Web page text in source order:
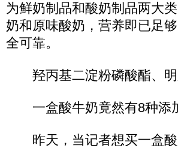
为鲜奶制品和酸奶制品两大
奶和原味酸奶，营养即已足
全可靠。
羟丙基二淀粉磷酸酯、
一盒酸牛奶竟然有8种添
昨天，当记者想买一盒酸